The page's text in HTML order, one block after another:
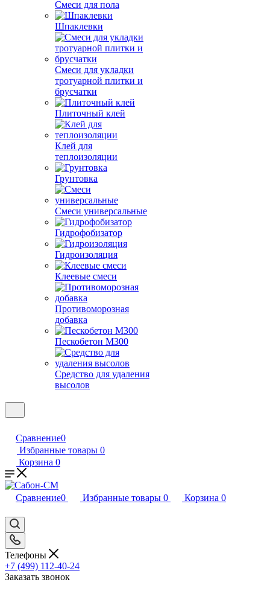
Смеси для пола
Шпаклевки
Смеси для укладки
тротуарной плитки и
брусчатки
Плиточный клей
Клей для
теплоизоляции
Грунтовка
Смеси универсальные
Гидрофобизатор
Гидроизоляция
Клеевые смеси
Противоморозная
добавка
Пескобетон М300
Средство для удаления
высолов
Сравнение0
Избранные товары 0
Корзина 0
Сравнение0 Избранные товары 0 Корзина 0
Телефоны
+7 (499) 112-40-24
Заказать звонок